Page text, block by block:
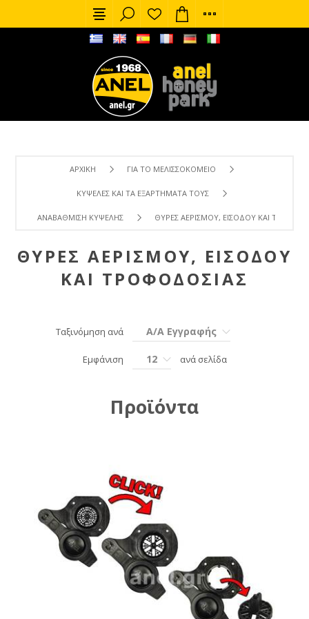
ΑΡΧΙΚΉ ΓΙΑ ΤΟ ΜΕΛΙΣΣΟΚΟΜΕΊΟ
ΚΥΨΈΛΕΣ ΚΑΙ ΤΑ ΕΞΑΡΤΉΜΑΤΑ ΤΟΥΣ
ΑΝΑΒΆΘΜΙΣΗ ΚΥΨΈΛΗΣ ΘΎΡΕΣ ΑΕΡΙΣΜΟΎ, ΕΙΣΌΔΟΥ ΚΑΙ
ΘΎΡΕΣ ΑΕΡΙΣΜΟΎ, ΕΙΣΌΔΟΥ
ΚΑΙ ΤΡΟΦΟΔΟΣΊΑΣ
Ταξινόμηση ανά Α/Α Εγγραφής
Εμφάνιση 12 ανά σελίδα
Προϊόντα